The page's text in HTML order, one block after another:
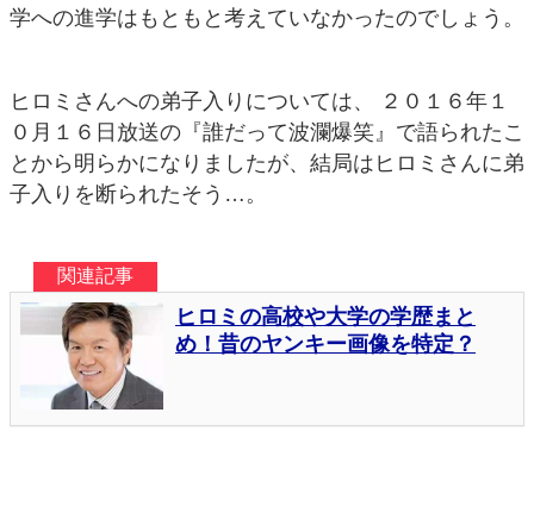
学への進学はもともと考えていなかったのでしょう。
ヒロミさんへの弟子入りについては、 ２０１６年１
０月１６日放送の『誰だって波瀾爆笑』で語られたこ
とから明らかになりましたが、結局はヒロミさんに弟
子入りを断られたそう…。